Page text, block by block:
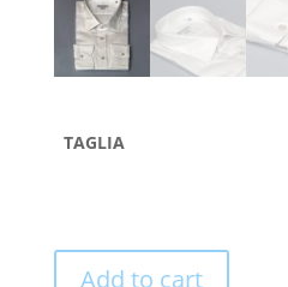
TAGLIA
Add to cart